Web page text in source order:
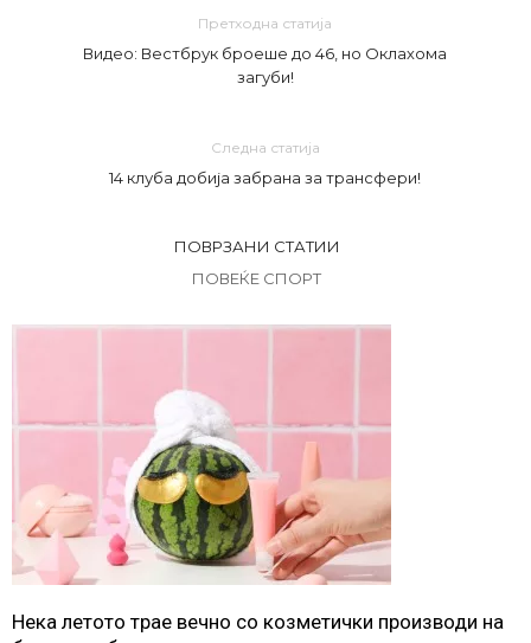
Претходна статија
Видео: Вестбрук броеше до 46, но Оклахома
загуби!
Следна статија
14 клуба добија забрана за трансфери!
ПОВРЗАНИ СТАТИИ
ПОВЕЌЕ СПОРТ
Нека летото трае вечно со козметички производи на